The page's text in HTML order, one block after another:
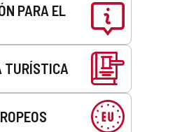
PARA EL
TURÍSTICA